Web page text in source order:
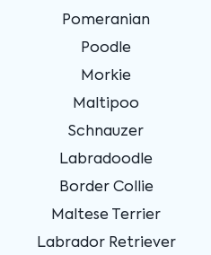
Pomeranian
Poodle
Morkie
Maltipoo
Schnauzer
Labradoodle
Border Collie
Maltese Terrier
Labrador Retriever